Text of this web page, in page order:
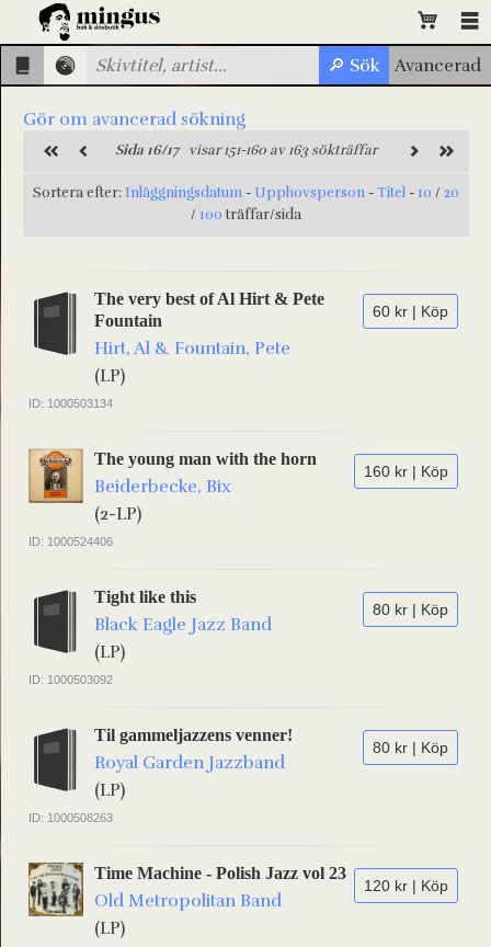
Gör om avancerad sökning
Sida 16/17visar 151-160 av 163 sökträffar
Sortera efter: Inläggningsdatum - Upphovsperson -Titel - 10 / 20
/ 100 träffar/sida
60 kr | Köp
The very best of Al Hirt & Pete
Fountain
Hirt, Al & Fountain, Pete
(LP)
ID: 1000503134
160 kr | Köp
The young man with the horn
Beiderbecke, Bix
(2-LP)
ID: 1000524406
80 kr | Köp
Tight like this
Black Eagle Jazz Band
(LP)
ID: 1000503092
80 kr | Köp
Til gammeljazzens venner!
Royal Garden Jazzband
(LP)
ID: 1000508263
120 kr | Köp
Time Machine - Polish Jazz vol 23
Old Metropolitan Band
(LP)